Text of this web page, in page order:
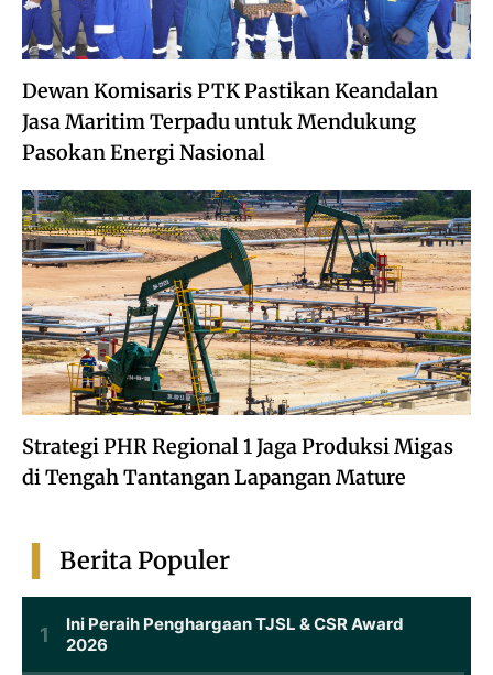
Dewan Komisaris PTK Pastikan Keandalan
Jasa Maritim Terpadu untuk Mendukung
Pasokan Energi Nasional
Strategi PHR Regional 1 Jaga Produksi Migas
di Tengah Tantangan Lapangan Mature
Berita Populer